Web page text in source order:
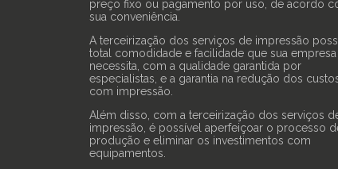
preço fixo ou pagamento por uso, de acordo
sua conveniência.
A terceirização dos serviços de impressão
total comodidade e facilidade que sua empresa
necessita, com a qualidade garantida por
especialistas, e a garantia na redução dos
com impressão.
Além disso, com a terceirização dos serviços
impressão, é possível aperfeiçoar o processo
produção e eliminar os investimentos com
equipamentos.